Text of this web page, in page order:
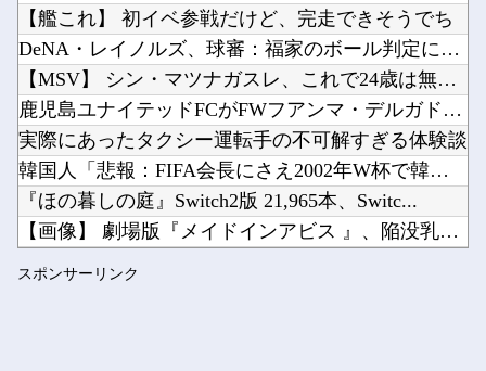
Powered by livedoor 相互RSS
【艦これ】 初イベ参戦だけど、完走できそうでち
DeNA・レイノルズ、球審：福家のボール判定にフリーズ…カメ...
【MSV】 シン・マツナガスレ、これで24歳は無理あるだろ…
鹿児島ユナイテッドFCがFWフアンマ・デルガドの加入を正式発...
実際にあったタクシー運転手の不可解すぎる体験談
韓国人「悲報：FIFA会長にさえ2002年W杯で韓国が審判を...
『ほの暮しの庭』Switch2版 21,965本、Switc...
【画像】 劇場版『メイドインアビス 』、陥没乳首のエ□キャラ...
スポンサーリンク